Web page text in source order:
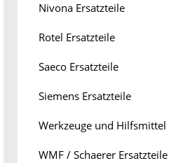
Nivona Ersatzteile
Rotel Ersatzteile
Saeco Ersatzteile
Siemens Ersatzteile
Werkzeuge und Hilfsmittel
WMF / Schaerer Ersatzteile